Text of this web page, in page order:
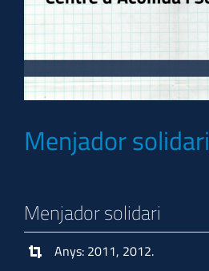
Menjador solidari
Menjador solidari
Anys: 2011, 2012.